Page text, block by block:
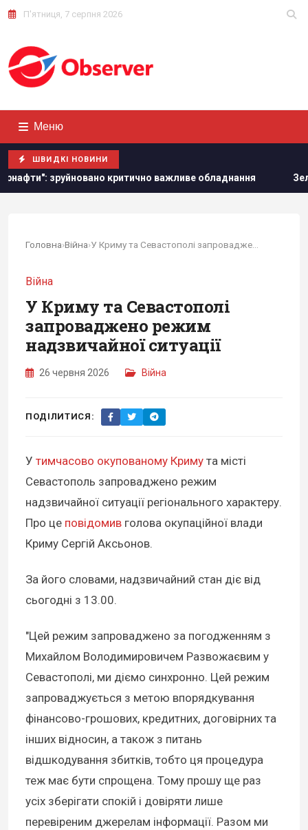
П'ятниця, 7 серпня 2026
Меню
ШВИДКІ НОВИНИ
критично важливе обладнання Зеленський вперше
Головна›Війна›
Війна
У Криму та Севастополі
запроваджено режим
надзвичайної ситуації
26 червня 2026 Війна
ПОДІЛИТИСЯ:
У тимчасово окупованому Криму та місті
Севастополь запроваджено режим
надзвичайної ситуації регіонального характеру.
Про це повідомив голова окупаційної влади
Криму Сергій Аксьонов.
За його словами, надзвичайний стан діє від
сьогодні з 13.00.
"Цей режим запроваджено за погодженням з
Михайлом Володимировичем Развожаєвим у
Севастополі, ми діємо синхронно. Цей режим
запроваджується з метою впорядкування
фінансово-грошових, кредитних, договірних та
інших відносин, а також з питань
відшкодування збитків, тобто ця процедура
теж має бути спрощена. Тому прошу ще раз
усіх зберігати спокій і довіряти лише
перевіреним джерелам інформації. Разом ми